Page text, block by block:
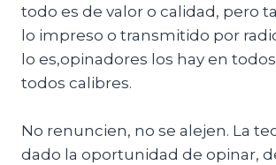
todo es de valor o calidad, pero
lo impreso o transmitido por
lo es,opinadores los hay en
todos calibres.
No renuncien, no se alejen. La
dado la oportunidad de opinar,